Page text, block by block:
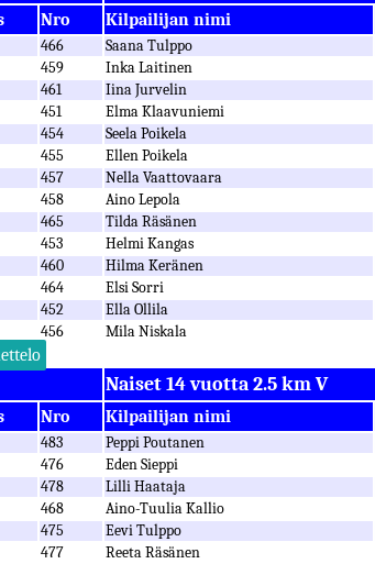
Nro Kilpailijan nimi
466 Saana Tulppo
459 Inka Laitinen
461 Iina Jurvelin
451 Elma Klaavuniemi
454 Seela Poikela
455 Ellen Poikela
457 Nella Vaattovaara
458 Aino Lepola
465 Tilda Räsänen
453 Helmi Kangas
460 Hilma Keränen
464 Elsi Sorri
452 Ella Ollila
456 Mila Niskala
Naiset 14 vuotta 2.5 km V
Nro Kilpailijan nimi
483 Peppi Poutanen
476 Eden Sieppi
478 Lilli Haataja
468 Aino-Tuulia Kallio
475 Eevi Tulppo
477 Reeta Räsänen